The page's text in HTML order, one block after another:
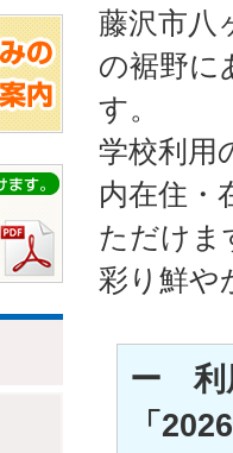
藤沢市八
の裾野に
す。
学校利用
内在住・
ただけま
彩り鮮や
ー 利
「